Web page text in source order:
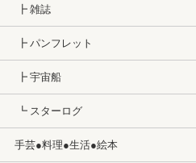
┣ 雑誌
┣ パンフレット
┣ 宇宙船
┗ スターログ
手芸●料理●生活●絵本